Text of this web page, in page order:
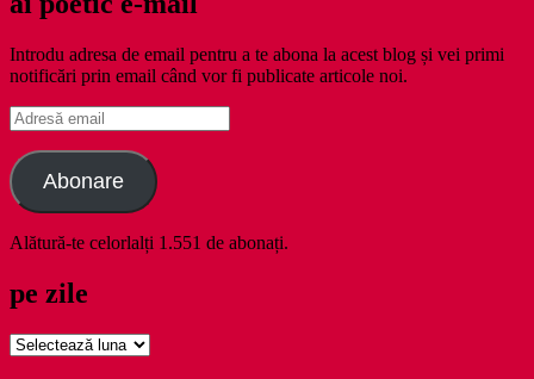
Introdu adresa de email pentru a te abona la acest blog și vei primi
notificări prin email când vor fi publicate articole noi.
Adresă
email
Abonare
Alătură-te celorlalți 1.551 de abonați.
pe zile
pe